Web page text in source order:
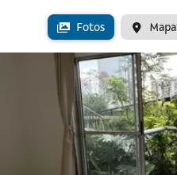
Fotos Mapa